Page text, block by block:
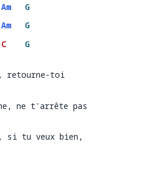
Am
G
Am
G
C G
retourne-toi
ne t'arrête pas
si tu veux
si tu veux bien,